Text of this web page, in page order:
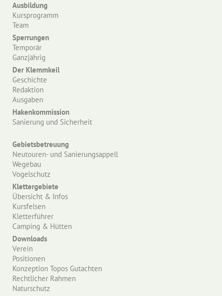
Ausbildung
Kursprogramm
Team
Sperrungen
Temporär
Ganzjährig
Der Klemmkeil
Geschichte
Redaktion
Ausgaben
Hakenkommission
Sanierung und Sicherheit
Gebietsbetreuung
Neutouren- und Sanierungsappell
Wegebau
Vogelschutz
Klettergebiete
Übersicht & Infos
Kursfelsen
Kletterführer
Camping & Hütten
Downloads
Verein
Positionen
Konzeption Topos Gutachten
Rechtlicher Rahmen
Naturschutz